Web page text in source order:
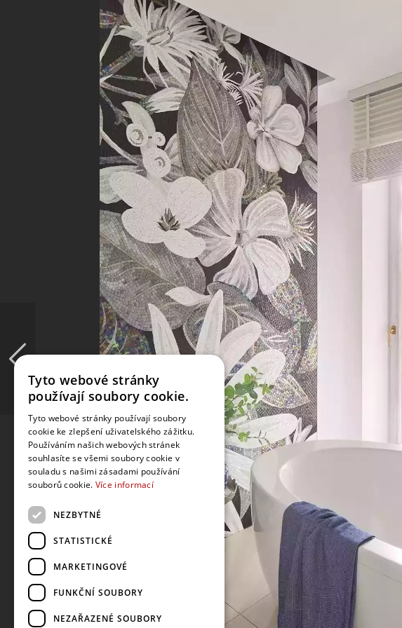
Tyto webové stránky
používají soubory cookie.
Tyto webové stránky používají soubory
cookie ke zlepšení uživatelského zážitku.
Používáním našich webových stránek
souhlasíte se všemi soubory cookie v
souladu s našimi zásadami používání
souborů cookie. Více informací
NEZBYTNÉ
STATISTICKÉ
MARKETINGOVÉ
FUNKČNÍ SOUBORY
NEZAŘAZENÉ SOUBORY